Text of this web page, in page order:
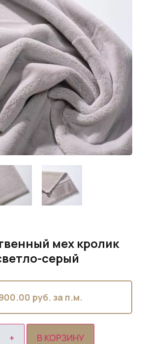
мех кролик
серый
руб. за п.м.
В КОРЗИНУ